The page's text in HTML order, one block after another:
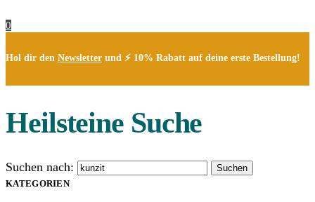
0
Hol dir den Newsletter und ⚡ 10% Rabatt auf deine erste Bestellung!
Heilsteine Suche
Suchen nach:
Suchen
KATEGORIEN